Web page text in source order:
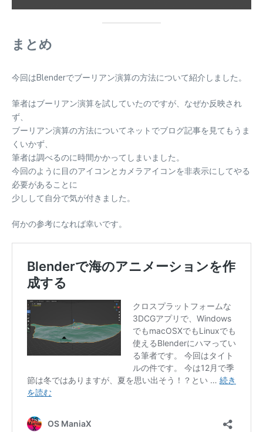
まとめ
今回はBlenderでブーリアン演算の方法について紹介しました。
筆者はブーリアン演算を試していたのですが、なぜか反映され
ず、
ブーリアン演算の方法についてネットでブログ記事を見てもうま
くいかず、
筆者は調べるのに時間かかってしまいました。
今回のように目のアイコンとカメラアイコンを非表示にしてやる
必要があることに
少しして自分で気が付きました。
何かの参考になれば幸いです。